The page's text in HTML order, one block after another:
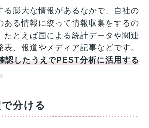
る膨大な情報があるなかで、自社の
ある情報に絞って情報収集をするの
たとえば国による統計データや関連
表、報道やメディア記事などです。
認したうえでPEST分析に活用する
分ける